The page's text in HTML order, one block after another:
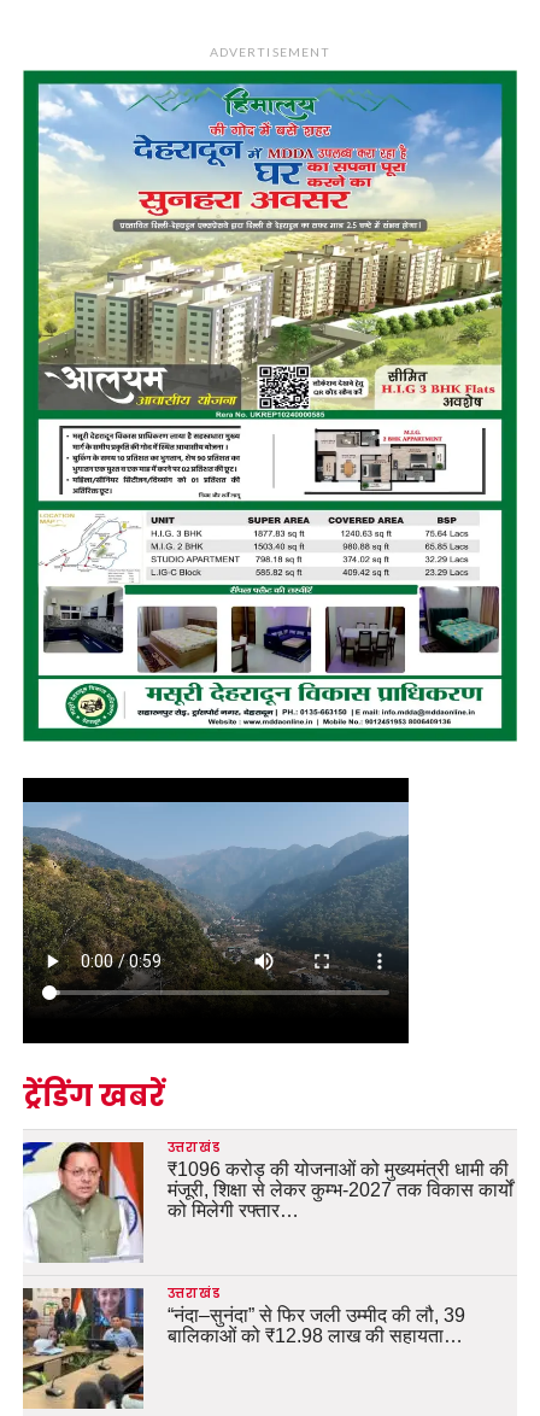
ADVERTISEMENT
ट्रेंडिंग खबरें
उत्तराखंड
₹1096 करोड़ की योजनाओं को मुख्यमंत्री धामी की
मंजूरी, शिक्षा से लेकर कुम्भ-2027 तक विकास कार्यों
को मिलेगी रफ्तार…
उत्तराखंड
“नंदा–सुनंदा” से फिर जली उम्मीद की लौ, 39
बालिकाओं को ₹12.98 लाख की सहायता…